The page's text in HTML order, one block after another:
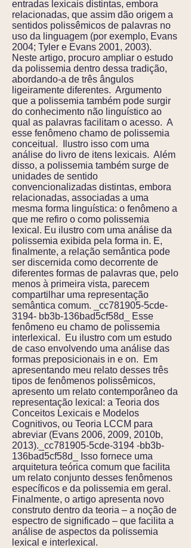
entradas lexicais distintas, embora
relacionadas, que assim dão origem a
sentidos polissêmicos de palavras no
uso da linguagem (por exemplo, Evans
2004; Tyler e Evans 2001, 2003).
Neste artigo, procuro ampliar o estudo
da polissemia dentro dessa tradição,
abordando-a de três ângulos
ligeiramente diferentes. Argumento
que a polissemia também pode surgir
do conhecimento não linguístico ao
qual as palavras facilitam o acesso. A
esse fenômeno chamo de polissemia
conceitual. Ilustro isso com uma
análise do livro de itens lexicais. Além
disso, a polissemia também surge de
unidades de sentido
convencionalizadas distintas, embora
relacionadas, associadas a uma
mesma forma linguística: o fenômeno a
que me refiro o como polissemia
lexical. Eu ilustro com uma análise da
polissemia exibida pela forma in. E,
finalmente, a relação semântica pode
ser discernida como decorrente de
diferentes formas de palavras que, pelo
menos à primeira vista, parecem
compartilhar uma representação
semântica comum. _cc781905-5cde-
3194- bb3b-136bad5cf58d_ Esse
fenômeno eu chamo de polissemia
interlexical. Eu ilustro com um estudo
de caso envolvendo uma análise das
formas preposicionais in e on. Em
apresentando meu relato desses três
tipos de fenômenos polissêmicos,
apresento um relato contemporâneo da
representação lexical: a Teoria dos
Conceitos Lexicais e Modelos
Cognitivos, ou Teoria LCCM para
abreviar (Evans 2006, 2009, 2010b,
2013)._cc781905-5cde-3194 -bb3b-
136bad5cf58d_ Isso fornece uma
arquitetura teórica comum que facilita
um relato conjunto desses fenômenos
específicos e da polissemia em geral.
Finalmente, o artigo apresenta novo
construto dentro da teoria – a noção de
espectro de significado – que facilita a
análise de aspectos da polissemia
lexical e interlexical.